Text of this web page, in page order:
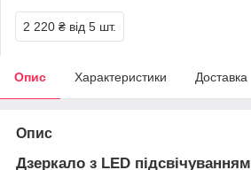
2 220 ₴ від 5 шт.
Опис Характеристики Доставка
Опис
Дзеркало з LED підсвічуванням